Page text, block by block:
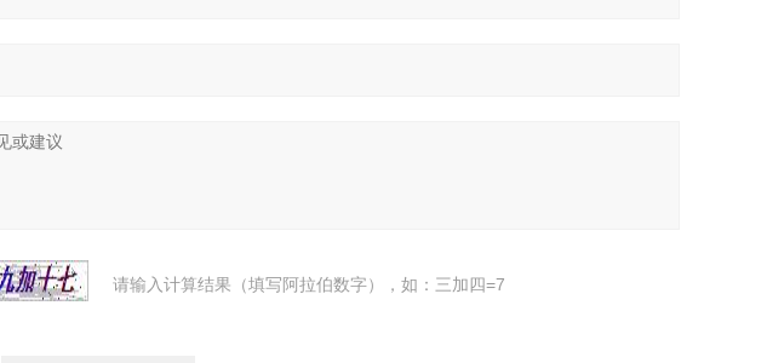
请输入计算结果（填写阿拉伯数字），如：三加四=7